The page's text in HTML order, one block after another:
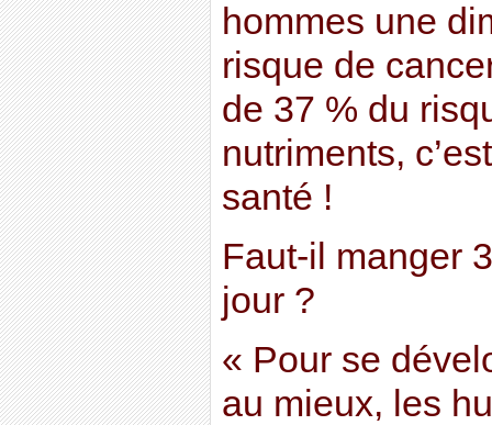
hommes une
risque de
de 37 % du
nutriments,
santé !
Faut-il manger
jour ?
« Pour se
au mieux, les